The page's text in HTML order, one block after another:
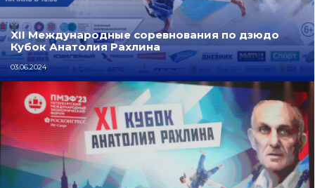
XII Международные соревнования по дзюдо
Кубок Анатолия Рахлина
03.06.2024